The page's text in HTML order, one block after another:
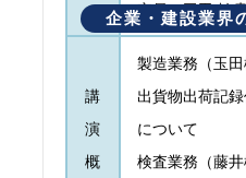
室員 玉田 祐
講
演
概
製造業務（玉
出貨物出荷記
について
検査業務（藤
企業・建設業界